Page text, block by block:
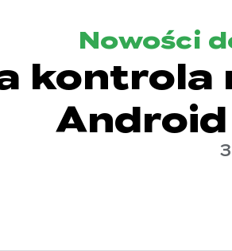
Nowości
kontrola
Android